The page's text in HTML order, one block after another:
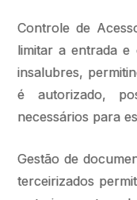
Controle de
limitar a entrada e
insalubres,
é autorizado,
necessários para
Gestão de
terceirizados